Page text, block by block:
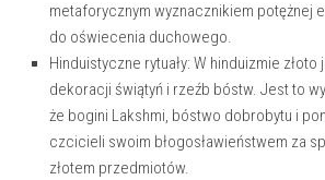
metaforycznym wyznacznikiem potężnej
do oświecenia duchowego.
Hinduistyczne ​rytuały: W hinduizmie złoto
dekoracji świątyń i rzeźb bóstw. Jest to
że bogini Lakshmi, bóstwo dobrobytu i
czcicieli swoim błogosławieństwem za⁤
złotem przedmiotów.